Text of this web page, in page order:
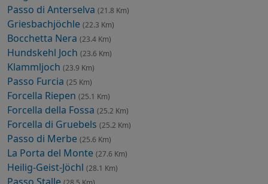
Passo di Anterselva (21.8 Km)
Griesbachjöchle (22.3 Km)
Bocchetta Nera (23.4 Km)
Hundskehl Joch (23.6 Km)
Klammljoch (23.9 Km)
Passo Furcia (25 Km)
Forcella Riepen (25.1 Km)
Forcella della Fossa (25.2 Km)
Forcella di Gruebels (25.2 Km)
Passo di Merbe (25.6 Km)
La Porta del Monte (27.6 Km)
Heilig-Geist-Jöchl (28.1 Km)
Passo Stalle